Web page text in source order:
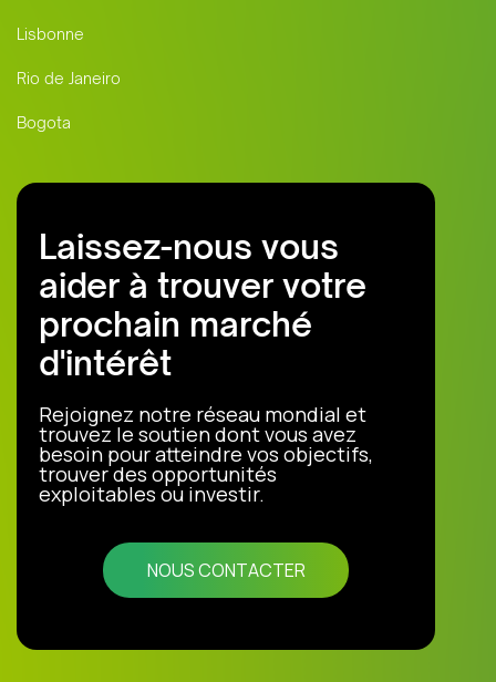
Lisbonne
Rio de Janeiro
Bogota
Laissez-nous vous
aider à trouver votre
prochain marché
d'intérêt
Rejoignez notre réseau mondial et
trouvez le soutien dont vous avez
besoin pour atteindre vos objectifs,
trouver des opportunités
exploitables ou investir.
NOUS CONTACTER